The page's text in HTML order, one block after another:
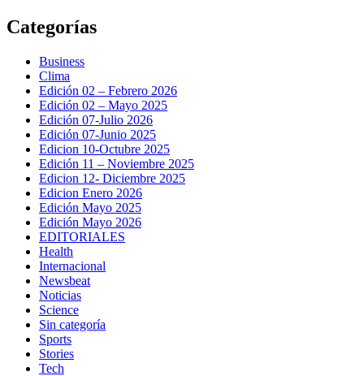
Saltar
al
Categorías
Business
Clima
Edición 02 – Febrero 2026
Edición 02 – Mayo 2025
Edición 07-Julio 2026
Edición 07-Junio 2025
Edicion 10-Octubre 2025
Edición 11 – Noviembre 2025
Edicion 12- Diciembre 2025
Edicion Enero 2026
Edición Mayo 2025
Edición Mayo 2026
EDITORIALES
Health
Internacional
Newsbeat
Noticias
Science
Sin categoría
Sports
Stories
Tech